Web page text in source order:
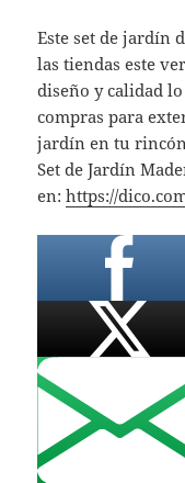
Este set de jardín
las tiendas este
diseño y calidad
compras para
jardín en tu
Set de Jardín
en:https://